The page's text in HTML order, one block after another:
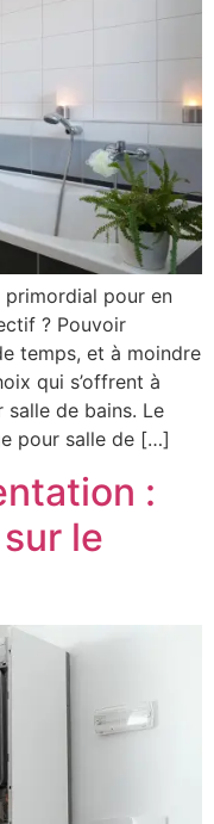
primordial pour en
? Pouvoir
temps, et à moindre
qui s’offrent à
de bains. Le
pour salle de […]
:
le